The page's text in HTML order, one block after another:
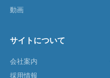
動画
サイトについて
会社案内
採用情報